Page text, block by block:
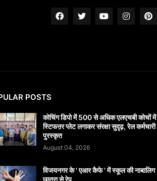
POSTS
कोचिंग डिपो में 500 से अधिक एलएचबी कोचों में
स्टिफऩर प्लेट लगाकर संरक्षा सुदृढ़, रेल कर्मचारी
पुरस्कृत
August 04, 2026
विजयनगर के ' एआर कैफे ' में स्कूल की नाबालिग
छात्रा से रेप